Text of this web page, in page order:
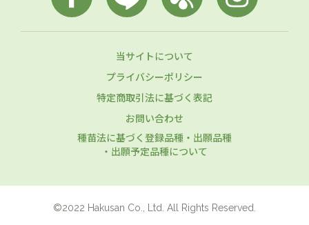
当サイトについて
プライバシーポリシー
特定商取引法に基づく表記
お問い合わせ
種苗法に基づく登録品種・出願品種
・出願予定品種について
©2022 Hakusan Co., Ltd. All Rights Reserved.